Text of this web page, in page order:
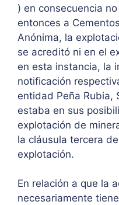
) en consecuencia
entonces a
Anónima, la
se acreditó ni en el
en esta instancia, la
notificación
entidad Peña Rubia,
estaba en sus
explotación de
la cláusula tercera
explotación.
En relación a que la
necesariamente